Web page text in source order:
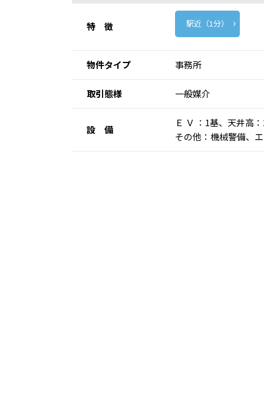
特 徴 駅近（1分）
物件タイプ 事務所
取引態様 一般媒介
設 備
Ｅ Ｖ ：1基、天井高
その他：機械警備、